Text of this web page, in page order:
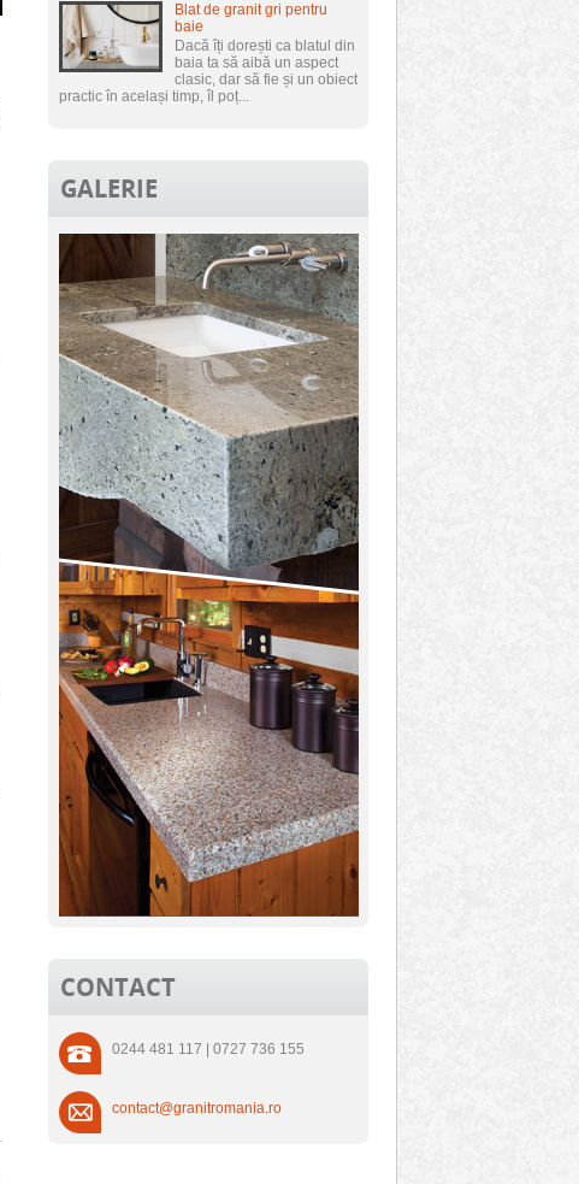
Blat de granit gri pentru
baie
Dacă îți dorești ca blatul din
baia ta să aibă un aspect
clasic, dar să fie și un obiect
practic în același timp, îl poț...
GALERIE
CONTACT
0244 481 117 | 0727 736 155
contact@granitromania.ro